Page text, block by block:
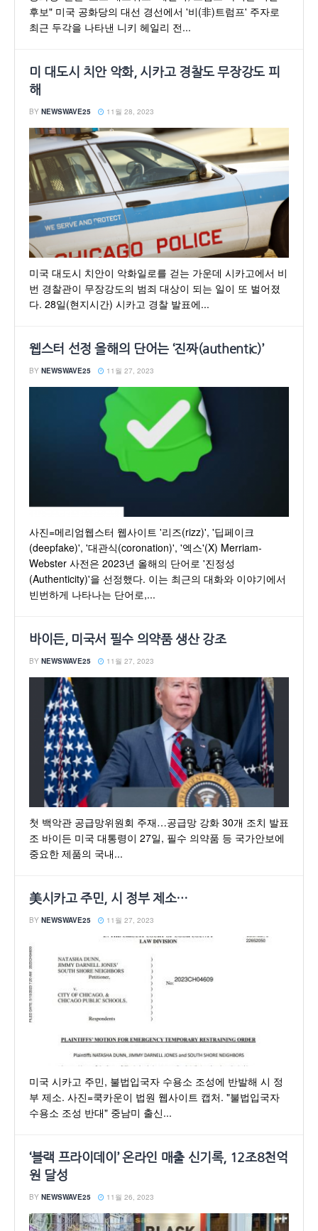
후보" 미국 공화당의 대선 경선에서 '비(非)트럼프' 주자로
최근 두각을 나타낸 니키 헤일리 전...
미 대도시 치안 악화, 시카고 경찰도 무장강도 피
해
BY NEWSWAVE25 11월 28, 2023
미국 대도시 치안이 악화일로를 걷는 가운데 시카고에서 비
번 경찰관이 무장강도의 범죄 대상이 되는 일이 또 벌어졌
다. 28일(현지시간) 시카고 경찰 발표에...
웹스터 선정 올해의 단어는 ‘진짜(authentic)’
BY NEWSWAVE25 11월 27, 2023
사진=메리엄웹스터 웹사이트 '리즈(rizz)', '딥페이크
(deepfake)', '대관식(coronation)', '엑스'(X) Merriam-
Webster 사전은 2023년 올해의 단어로 '진정성
(Authenticity)'을 선정했다. 이는 최근의 대화와 이야기에서
빈번하게 나타나는 단어로,...
바이든, 미국서 필수 의약품 생산 강조
BY NEWSWAVE25 11월 27, 2023
첫 백악관 공급망위원회 주재…공급망 강화 30개 조치 발표
조 바이든 미국 대통령이 27일, 필수 의약품 등 국가안보에
중요한 제품의 국내...
美시카고 주민, 시 정부 제소…
BY NEWSWAVE25 11월 27, 2023
미국 시카고 주민, 불법입국자 수용소 조성에 반발해 시 정
부 제소. 사진=쿡카운이 법원 웹사이트 캡처. "불법입국자
수용소 조성 반대" 중남미 출신...
‘블랙 프라이데이’ 온라인 매출 신기록, 12조8천억
원 달성
BY NEWSWAVE25 11월 26, 2023